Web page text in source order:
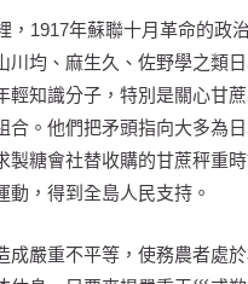
，1917年蘇聯十月革命的政
川均、麻生久、佐野學之類
輕知識分子，特別是關心甘
合。他們把矛頭指向大多為
糖會社替收購的甘蔗秤重
，得到全島人民支持。
成嚴重不平等，使務農者處